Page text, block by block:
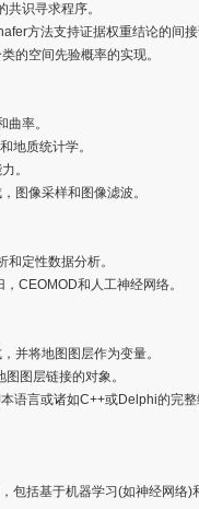
识寻求程序。
方法支持证据权重结论的间接
的空间先验概率的实现。
率。
地质统计学。
。
图像采样和图像滤波。
定性数据分析。
CEOMOD和人工神经网络。
并将地图图层作为变量。
图层链接的对象。
语言或诸如C++或Delphi的完整
括基于机器学习(如神经网络)